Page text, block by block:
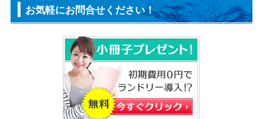
お気軽にお問合せください！